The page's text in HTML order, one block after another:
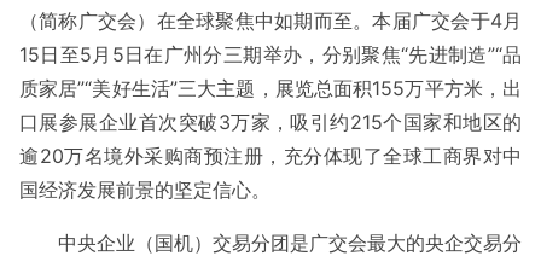
（简称广交会）在全球聚焦中如期而至。本届广交会于4月
15日至5月5日在广州分三期举办，分别聚焦“先进制造”“品
质家居”“美好生活”三大主题，展览总面积155万平方米，出
口展参展企业首次突破3万家，吸引约215个国家和地区的
逾20万名境外采购商预注册，充分体现了全球工商界对中
国经济发展前景的坚定信心。
中央企业（国机）交易分团是广交会最大的央企交易分